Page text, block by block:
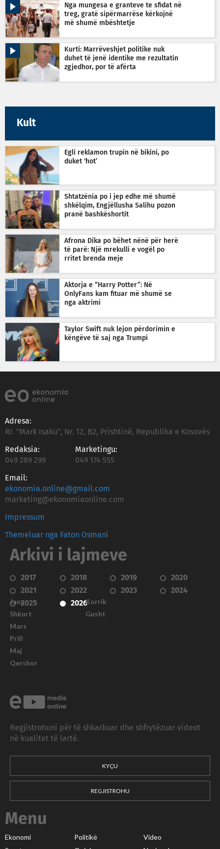
Nga mungesa e granteve te sfidat në
treg, gratë sipërmarrëse kërkojnë
më shumë mbështetje
Kurti: Marrëveshjet politike nuk
duhet të jenë identike me rezultatin
zgjedhor, por të afërta
Kult
Egli reklamon trupin në bikini, po
duket ‘hot’
Shtatzënia po i jep edhe më shumë
shkëlqim, Engjëllusha Salihu pozon
pranë bashkëshortit
Afrona Dika po bëhet nënë për herë
të parë: Një mrekulli e vogël po
rritet brenda meje
Aktorja e “Harry Potter”: Në
OnlyFans kam fituar më shumë se
nga aktrimi
Taylor Swift nuk lejon përdorimin e
këngëve të saj nga Trumpi
Adresa:
Rr. "Mark Isaku", Nr. 12, B2, Prishtinë, Republika e Kosovës
Redaksia:
049 289 299
Marketingu:
049 174 555
Email:
ekonomia.online@gmail.com
marketing@ekonomiaonline.com
Impressum
Themeluar nga Faton Osmani
Arkivi i lajmeve
2017 2018 2019
2020
2021
2022 2023
2024
2025
2026
Janar
Shkurt
Mars
Prill
Maj
Qershor
Korrik
Gusht
Regjistrohuni për të shkarkuar dhe shfrytëzuar videot
në kualitet të lartë.
KYÇU
REGJISTROHU
Menu
Ekonomi Politikë
Video